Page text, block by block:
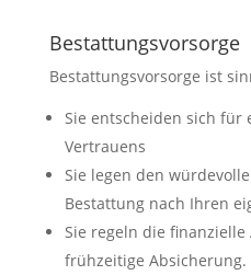
Bestattungsvorsorge
Bestattungsvorsorge ist
Sie entscheiden sich für
Vertrauens
Sie legen den
Bestattung nach Ihren
Sie regeln die
frühzeitige